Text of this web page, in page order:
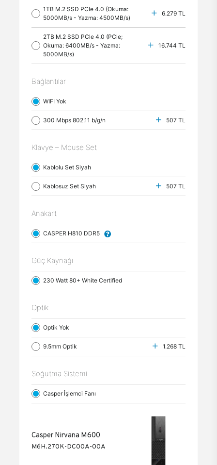
1TB M.2 SSD PCle 4.0 (Okuma:
5000MB/s - Yazma: 4500MB/s)
6.279 TL
2TB M.2 SSD PCle 4.0 (PCle;
Okuma: 6400MB/s - Yazma:
5000MB/s)
16.744 TL
Bağlantılar
WIFI Yok
300 Mbps 802.11 b/g/n 507 TL
Klavye – Mouse Set
Kablolu Set Siyah
Kablosuz Set Siyah 507 TL
Anakart
CASPER H810 DDR5
Güç Kaynağı
230 Watt 80+ White Certified
Optik
Optik Yok
9.5mm Optik 1.268 TL
Soğutma Sistemi
Casper İşlemci Fanı
Casper Nirvana M600
M6H.270K-DC00A-00A